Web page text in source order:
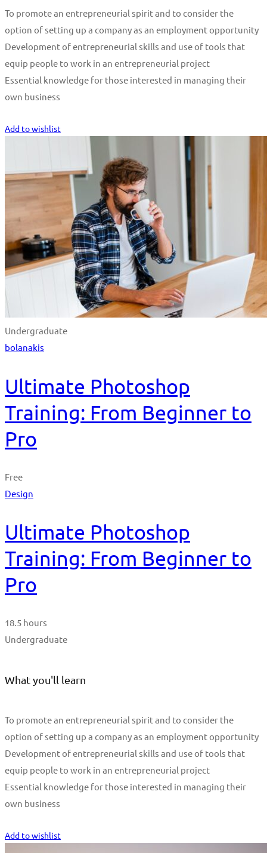
To promote an entrepreneurial spirit and to consider the
option of setting up a company as an employment opportunity
Development of entrepreneurial skills and use of tools that
equip people to work in an entrepreneurial project
Essential knowledge for those interested in managing their
own business
Add to wishlist
Undergraduate
bolanakis
Ultimate Photoshop
Training: From Beginner to
Pro
Free
Design
Ultimate Photoshop
Training: From Beginner to
Pro
18.5 hours
Undergraduate
What you'll learn
To promote an entrepreneurial spirit and to consider the
option of setting up a company as an employment opportunity
Development of entrepreneurial skills and use of tools that
equip people to work in an entrepreneurial project
Essential knowledge for those interested in managing their
own business
Add to wishlist